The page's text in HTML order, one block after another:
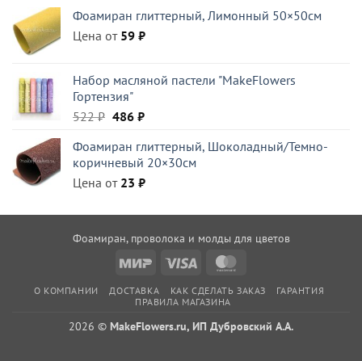
составляла
810 ₽.
490 ₽.
Фоамиран глиттерный, Лимонный 50×50см
Цена от 59 ₽
Набор масляной пастели "MakeFlowers
Гортензия"
522₽ Первоначальная
составляла
522 ₽.
486 ₽Текущая
486 ₽.
Фоамиран глиттерный, Шоколадный/Темно-
коричневый 20×30см
Цена от 23 ₽
Фоамиран, проволока и молды для цветов
Mir
Visa
О КОМПАНИИ ДОСТАВКА КАК СДЕЛАТЬ ЗАКАЗ
ГАРАНТИЯ
ПРАВИЛА МАГАЗИНА
2026 © MakeFlowers.ru, ИП Дубровский А.А.